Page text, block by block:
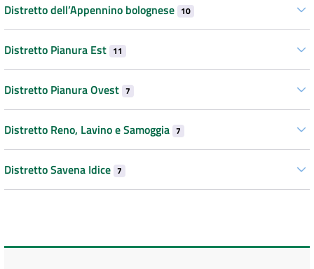
Distretto dell’Appennino bolognese 10
Distretto Pianura Est 11
Distretto Pianura Ovest 7
Distretto Reno, Lavino e Samoggia 7
Distretto Savena Idice 7